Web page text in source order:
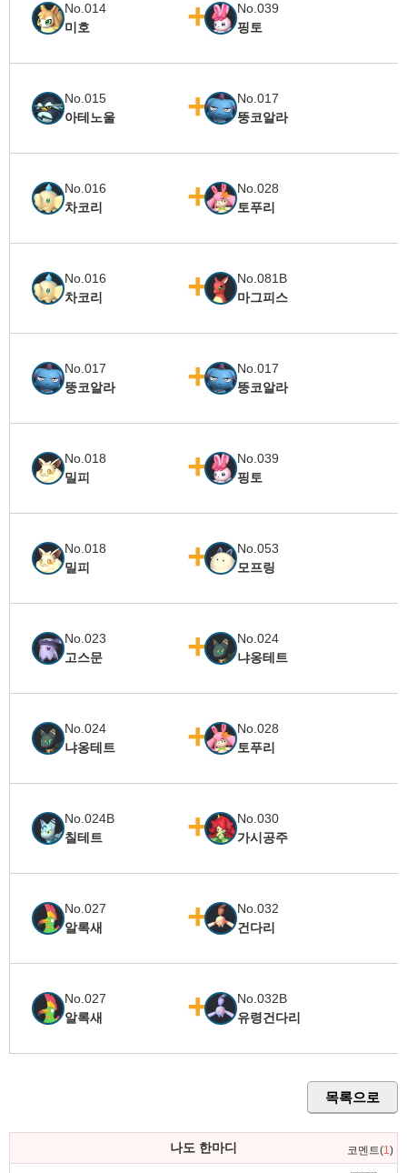
No.014
미호
No.039
핑토
No.015
아테노울
No.017
뚱코알라
No.016
차코리
No.028
토푸리
No.016
차코리
No.081B
마그피스
No.017
뚱코알라
No.017
뚱코알라
No.018
밀피
No.039
핑토
No.018
밀피
No.053
모프링
No.023
고스문
No.024
냐옹테트
No.024
냐옹테트
No.028
토푸리
No.024B
칠테트
No.030
가시공주
No.027
알록새
No.032
건다리
No.027
알록새
No.032B
유령건다리
목록으로
나도 한마디 코멘트(1)